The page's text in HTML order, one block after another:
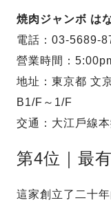
焼肉ジャンボ は
電話：03-5689-
營業時間：
地址：東京都 文
B1/F～1/F
交通：大江戶線
第4位｜最
這家創立了二十